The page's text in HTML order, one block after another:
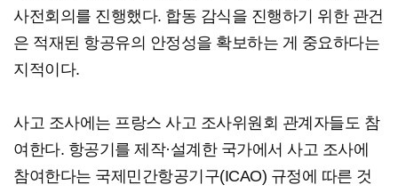
사전회의를 진행했다. 합동 감식을 진행하기 위한 관건
은 적재된 항공유의 안정성을 확보하는 게 중요하다는
지적이다.
사고 조사에는 프랑스 사고 조사위원회 관계자들도 참
여한다. 항공기를 제작·설계한 국가에서 사고 조사에
참여한다는 국제민간항공기구(ICAO) 규정에 따른 것